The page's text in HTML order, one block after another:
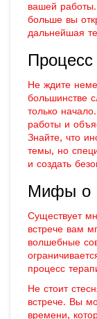
вашей
больше вы
дальнейшая
Процесс
Не ждите
большинстве
только
работы и
Знайте, что
темы, но
и создать
Мифы о
Существует
встрече вам
волшебные
процесс
Не стоит
встрече. Вы
времени,